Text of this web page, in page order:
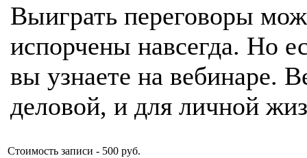
Выиграть переговоры
испорчены навсегда. Но
вы узнаете на вебинаре.
деловой, и для личной
Стоимость записи - 500 руб.